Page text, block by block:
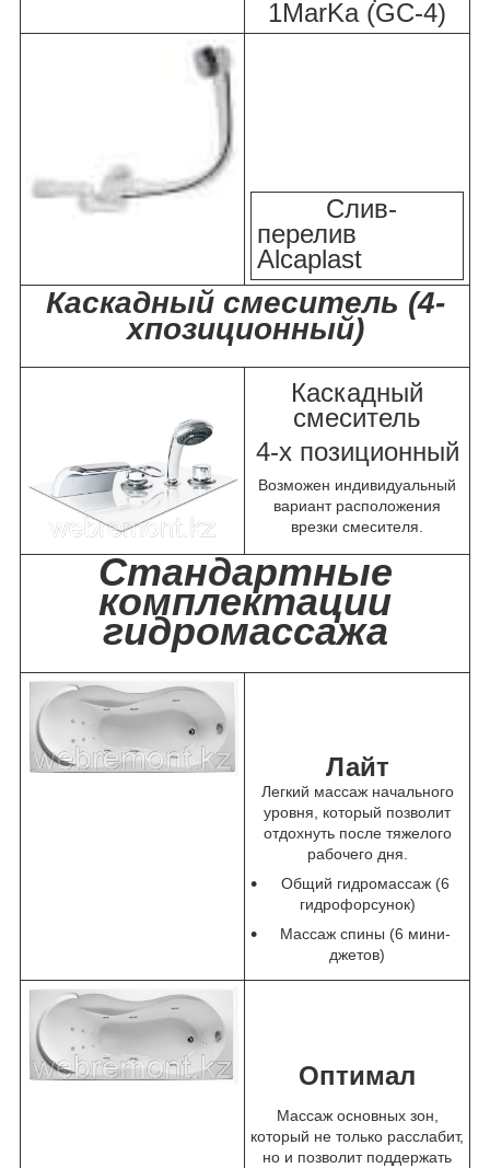
1MarKa (GC-4)
Слив-
перелив
Alcaplast
Каскадный смеситель (4-
хпозиционный)
Каскадный
смеситель
4-х позиционный
Возможен индивидуальный
вариант расположения
врезки смесителя.
Стандартные
комплектации
гидромассажа
Лайт
Легкий массаж начального
уровня, который позволит
отдохнуть после тяжелого
рабочего дня.
Общий гидромассаж (6
гидрофорсунок)
Массаж спины (6 мини-
джетов)
Оптимал
Массаж основных зон,
который не только расслабит,
но и позволит поддержать